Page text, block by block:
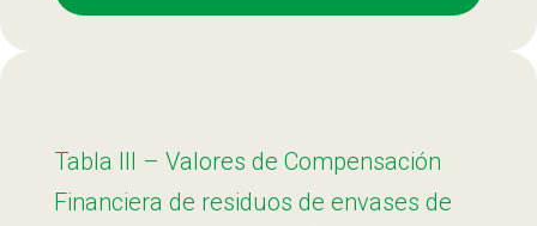
Tabla III – Valores de Compensación
Financiera de residuos de envases de